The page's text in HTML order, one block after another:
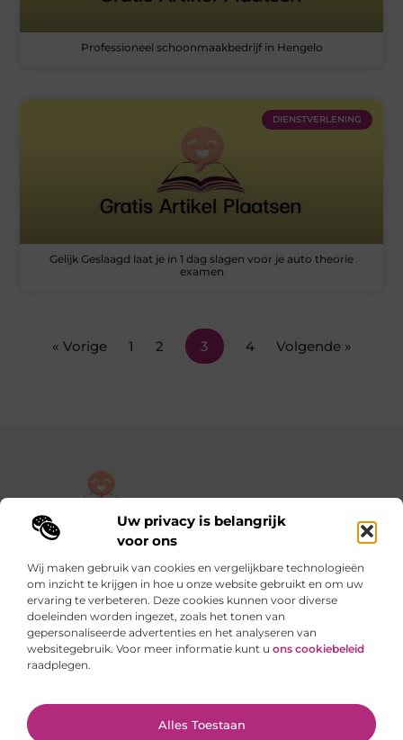
Uw privacy is belangrijk
voor ons
Wij maken gebruik van cookies en vergelijkbare technologieën
om inzicht te krijgen in hoe u onze website gebruikt en om uw
ervaring te verbeteren. Deze cookies kunnen voor diverse
doeleinden worden ingezet, zoals het tonen van
gepersonaliseerde advertenties en het analyseren van
websitegebruik. Voor meer informatie kunt u ons cookiebeleid
raadplegen.
Alles Toestaan Ga Naar
Professioneel schoonmaakbedrijf in Hengelo
DIENSTVERLENING
Gelijk Geslaagd laat je in 1 dag slagen voor je auto theorie
examen
« Vorige 1 2 3 4 Volgende »
De plek om jouw verhaal te delen, gratis en eenvoudig.
Verken een rijke verzameling blogs en artikelen die alles uit het
dagelijks leven behandelen, van persoonlijke verhalen tot
praktische tips.
Onze informatie